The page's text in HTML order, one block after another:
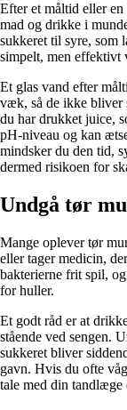
Efter et måltid eller
mad og drikke i
sukkeret til syre, som
simpelt, men effektivt
Et glas vand efter
væk, så de ikke bliver
du har drukket juice,
pH-niveau og kan
mindsker du den tid,
dermed risikoen for
Undgå tør
Mange oplever tør
eller tager medicin,
bakterierne frit spil,
for huller.
Et godt råd er at
stående ved sengen.
sukkeret bliver
gavn. Hvis du ofte
tale med din tandlæge